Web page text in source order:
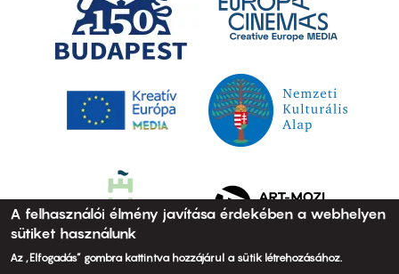
A felhasználói élmény javítása érdekében a webhelyen
sütiket használunk
Az „Elfogadás” gombra kattintva hozzájárul a sütik létrehozásához.